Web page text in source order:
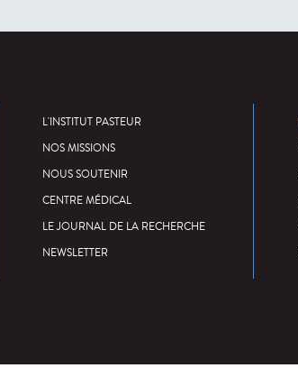
L'INSTITUT PASTEUR
NOS MISSIONS
NOUS SOUTENIR
CENTRE MÉDICAL
LE JOURNAL DE LA RECHERCHE
NEWSLETTER